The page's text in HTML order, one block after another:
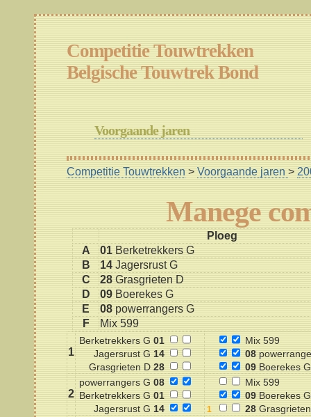
Competitie Touwtrekken
Belgische Touwtrek Bond
Voorgaande jaren
Competitie Touwtrekken >Voorgaande jaren>
Manege
Ploeg
A
01 Berketrekkers G
B
14 Jagersrust G
C
28 Grasgrieten D
D
09 Boerekes G
E
08 powerrangers G
F
Mix 599
1
Berketrekkers G 01
Jagersrust G 14
Grasgrieten D 28
Mix 599
08
09Boerekes G
2
powerrangers G 08
Berketrekkers G 01
Jagersrust G 14
Mix 599
09Boerekes G
28